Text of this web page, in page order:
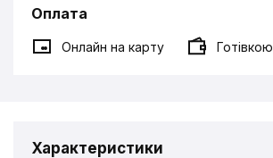
Оплата
Онлайн на карту Готівкою
Характеристики